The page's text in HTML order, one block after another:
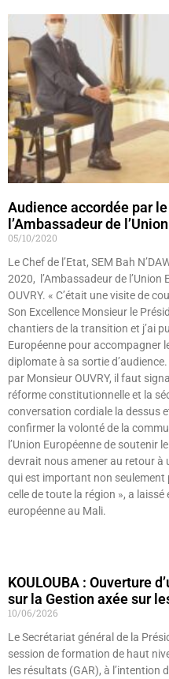
Audience accordée par le
l’Ambassadeur de
05/10/2020
Le Chef de l’Etat, SEM Bah
2020, l’Ambassadeur de l’Union
OUVRY. « C’était une visite de
Son Excellence Monsieur le
chantiers de la transition et j’ai
Européenne pour accompagner
diplomate à sa sortie
par Monsieur OUVRY, il faut
réforme constitutionnelle et la
conversation cordiale la dessus
confirmer la volonté de la
l’Union Européenne de soutenir
devrait nous amener au retour
qui est important non
celle de toute la région », a
européenne au Mali.
KOULOUBA : Ouverture
sur la Gestion axée sur
10/06/2026
Le Secrétariat général de la
session de formation de haut
les résultats (GAR), à l’intention